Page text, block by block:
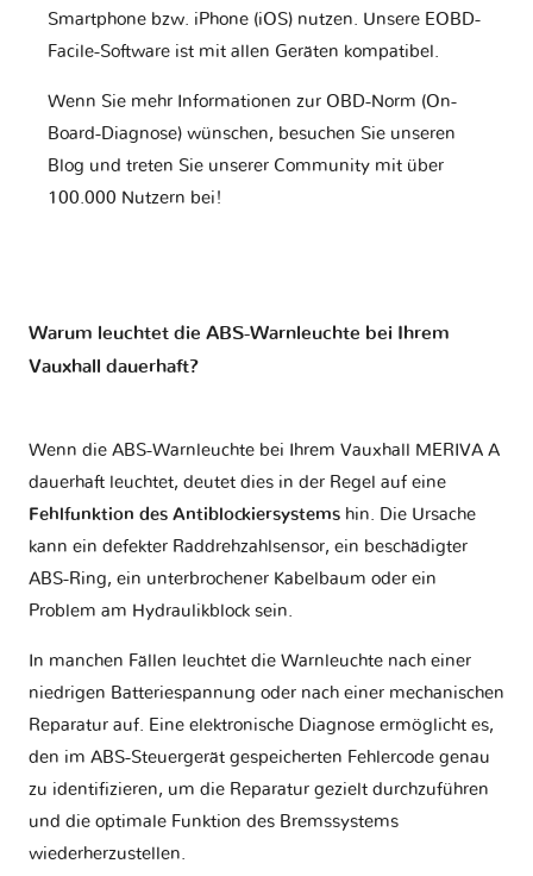
Smartphone bzw. iPhone (iOS) nutzen. Unsere EOBD-
Facile-Software ist mit allen Geräten kompatibel.
Wenn Sie mehr Informationen zur OBD-Norm (On-
Board-Diagnose) wünschen, besuchen Sie unseren
Blog und treten Sie unserer Community mit über
100.000 Nutzern bei!
Warum leuchtet die ABS-Warnleuchte bei Ihrem
Vauxhall dauerhaft?
Wenn die ABS-Warnleuchte bei Ihrem Vauxhall MERIVA A
dauerhaft leuchtet, deutet dies in der Regel auf eine
Fehlfunktion des Antiblockiersystems hin. Die Ursache
kann ein defekter Raddrehzahlsensor, ein beschädigter
ABS-Ring, ein unterbrochener Kabelbaum oder ein
Problem am Hydraulikblock sein.
In manchen Fällen leuchtet die Warnleuchte nach einer
niedrigen Batteriespannung oder nach einer mechanischen
Reparatur auf. Eine elektronische Diagnose ermöglicht es,
den im ABS-Steuergerät gespeicherten Fehlercode genau
zu identifizieren, um die Reparatur gezielt durchzuführen
und die optimale Funktion des Bremssystems
wiederherzustellen.